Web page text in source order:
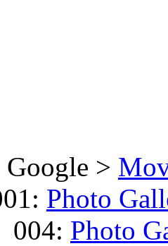
Google >
Photo
Photo